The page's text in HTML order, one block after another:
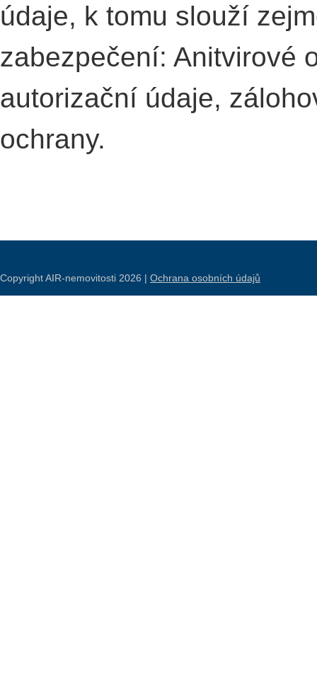
údaje, k tomu slouží
zabezpečení: Anitvirové
autorizační údaje,
ochrany.
Copyright AIR-nemovitosti 2026 | Ochrana osobních údajů